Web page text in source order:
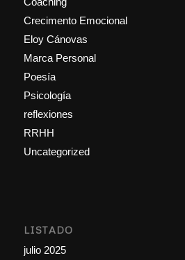
Crecimento Emocional
Eloy Cánovas
Marca Personal
Poesía
Psicología
reflexiones
RRHH
Uncategorized
LISTADO
julio 2025